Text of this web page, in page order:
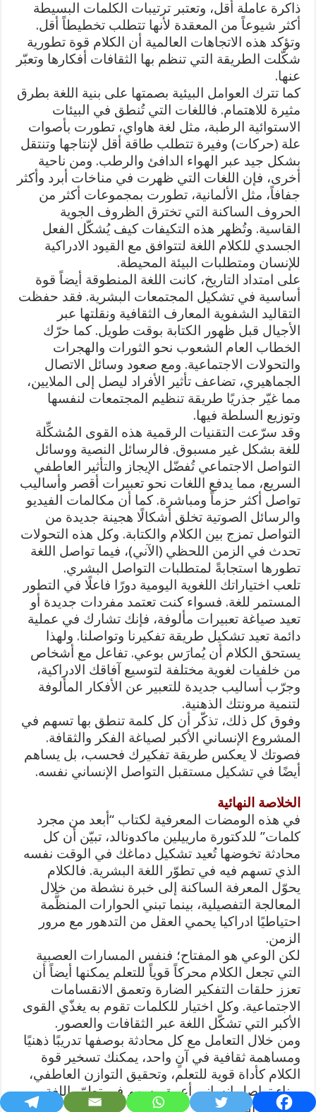
ذاكرة عاملة أقل، وتعتبر ترتيبات الكلمات البسيطة
أكثر شيوعاً من المعقدة لأنها تتطلب تخطيطاً أقل.
وتؤكد هذه الاتجاهات العالمية أن الكلام قوة تطورية
شكّلت الطريقة التي تنظم بها الثقافات أفكارها وتعبّر
عنها.
كما تترك العوامل البيئية بصمتها على بنية اللغة بطرق
مثيرة للاهتمام. فاللغات التي تُنطق في البيئات
الاستوائية الرطبة، مثل لغة هاواي، تطورت بأصوات
علة (حركات) وفيرة تتطلب طاقة أقل لإنتاجها وتنتقل
بشكل جيد عبر الهواء الدافئ والرطب. ومن ناحية
أخرى، فإن اللغات التي ظهرت في مناخات أبرد وأكثر
جفافاً، مثل الألمانية، تطورت بمجموعات أكثر من
الحروف الساكنة التي تخترق الظروف الجوية
القاسية. وتُظهر هذه التكيفات كيف يُشكّل الفعل
الجسدي للكلام اللغة لتتوافق مع القيود الادراكية
للإنسان ومتطلبات البيئة المحيطة.
على امتداد التاريخ، كانت اللغة المنطوقة أيضاً قوة
أساسية في تشكيل المجتمعات البشرية. فقد حفظت
التقاليد الشفوية المعارف الثقافية ونقلتها عبر
الأجيال قبل ظهور الكتابة بوقت طويل. كما حرّك
الخطاب العام الشعوب نحو الثورات والهجرات
والتحولات الاجتماعية. ومع صعود وسائل الاتصال
الجماهيري، تضاعف تأثير الأفراد ليصل إلى الملايين،
مما غيّر جذريًا طريقة تنظيم المجتمعات لنفسها
وتوزيع السلطة فيها.
وقد سرّعت التقنيات الرقمية هذه القوى المُشكِّلة
للغة بشكل غير مسبوق. فالرسائل النصية ووسائل
التواصل الاجتماعي تُفضّل الإيجاز والتأثير العاطفي
السريع، مما يدفع اللغات نحو تعبيرات أقصر وأساليب
تواصل أكثر حزماً ومباشرة. كما أن مكالمات الفيديو
والرسائل الصوتية تخلق أشكالًا هجينة جديدة من
التواصل تمزج بين الكلام والكتابة. وكل هذه التحولات
تحدث في الزمن اللحظي (الآني)، فيما تواصل اللغة
تطورها استجابةً لمتطلبات التواصل البشري.
تلعب اختياراتك اللغوية اليومية دورًا فاعلًا في التطور
المستمر للغة. فسواء كنت تعتمد مفردات جديدة أو
تعيد صياغة تعبيرات مألوفة، فإنك تشارك في عملية
دائمة تعيد تشكيل طريقة تفكيرنا وتواصلنا. ولهذا
يستحق الكلام أن يُمارَس بوعي. تفاعل مع أشخاص
من خلفيات لغوية مختلفة لتوسيع آفاقك الادراكية،
وجرّب أساليب جديدة للتعبير عن الأفكار المألوفة
لتنمية مرونتك الذهنية.
وفوق كل ذلك، تذكّر أن كل كلمة تنطق بها تسهم في
المشروع الإنساني الأكبر لصياغة الفكر والثقافة.
فصوتك لا يعكس طريقة تفكيرك فحسب، بل يساهم
أيضًا في تشكيل مستقبل التواصل الإنساني نفسه.
الخلاصة النهائية
في هذه الومضات المعرفية لكتاب “أبعد من مجرد
كلمات” للدكتورة مارييلين ماكدونالد، تبيّن أن كل
محادثة تخوضها تُعيد تشكيل دماغك في الوقت نفسه
الذي تسهم فيه في تطوّر اللغة البشرية. فالكلام
يحوّل المعرفة الساكنة إلى خبرة نشطة من خلال
المعالجة التفصيلية، بينما تبني الحوارات المنظَّمة
احتياطيًا ادراكيا يحمي العقل من التدهور مع مرور
الزمن.
لكن الوعي هو المفتاح؛ فنفس المسارات العصبية
التي تجعل الكلام محركاً قوياً للتعلم يمكنها أيضاً أن
تعزز حلقات التفكير الضارة وتعمق الانقسامات
الاجتماعية. وكل اختيار للكلمات تقوم به يغذّي القوى
الأكبر التي تشكّل اللغة عبر الثقافات والعصور.
ومن خلال التعامل مع كل محادثة بوصفها تدريبًا ذهنيًا
ومساهمة ثقافية في آنٍ واحد، يمكنك تسخير قوة
الكلام كأداة قوية للتعلم، وتحقيق التوازن العاطفي،
وبناء تواصل إنساني أعمق يسهم في تطوّر اللغة
البشرية المشتركة.